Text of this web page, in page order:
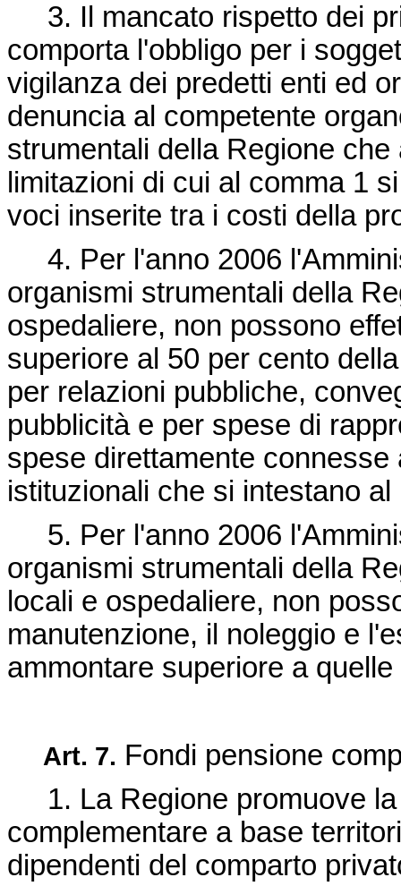
3. Il mancato rispetto dei
comporta l'obbligo per i
vigilanza dei predetti enti ed
denuncia al competente
strumentali della Regione
limitazioni di cui al comma 1
voci inserite tra i costi della
4. Per l'anno 2006
organismi strumentali della
ospedaliere, non possono
superiore al 50 per cento
per relazioni pubbliche,
pubblicità e per spese di
spese direttamente
istituzionali che si intestano
5. Per l'anno 2006
organismi strumentali della
locali e ospedaliere, non
manutenzione, il noleggio e
ammontare superiore a
Art. 7. Fondi pensione
1. La Regione promuove la
complementare a base
dipendenti del comparto